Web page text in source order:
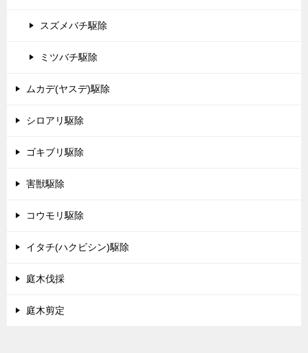
スズメバチ駆除
ミツバチ駆除
ムカデ(ヤスデ)駆除
シロアリ駆除
ゴキブリ駆除
害獣駆除
コウモリ駆除
イタチ(ハクビシン)駆除
庭木伐採
庭木剪定